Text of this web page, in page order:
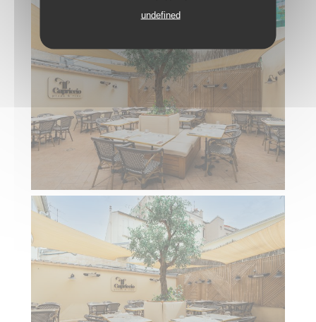
undefined